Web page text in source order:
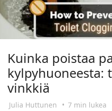
Kuinka poistaa
kylpyhuoneesta:
vinkkiä
Julia Huttunen • 7 min lukea